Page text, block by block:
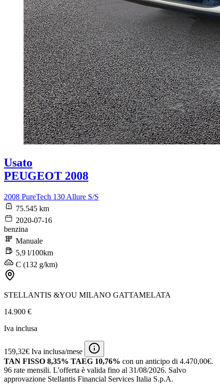
Usato
PEUGEOT 2008
2008 PureTech 130 Allure S/S
75.545 km
2020-07-16
benzina
Manuale
5,9 l/100km
C (132 g/km)
STELLANTIS &YOU MILANO GATTAMELATA
14.900 €
Iva inclusa
159,32€ Iva inclusa/mese
TAN FISSO 8,35% TAEG 10,76% con un anticipo di 4.470,00€.
96 rate mensili. L'offerta è valida fino al 31/08/2026. Salvo
approvazione Stellantis Financial Services Italia S.p.A.